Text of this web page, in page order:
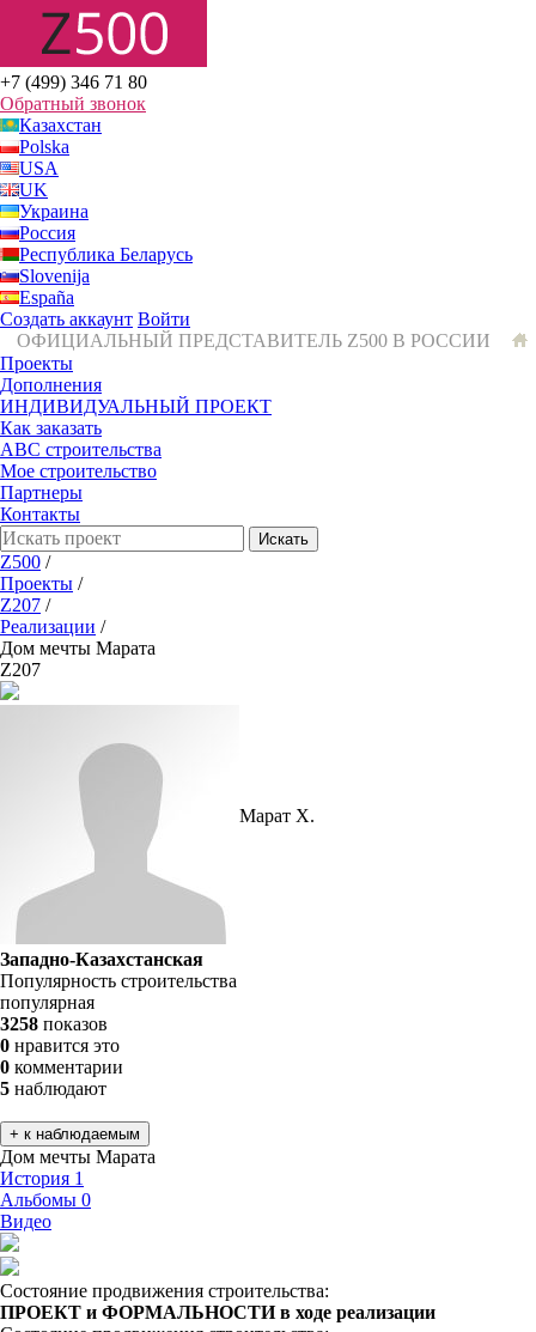
+7 (499) 346 71 80
Обратный звонок
Казахстан
Polska
USA
UK
Украина
Россия
Республика Беларусь
Slovenija
España
Создать аккаунт Войти
ОФИЦИАЛЬНЫЙ ПРЕДСТАВИТЕЛЬ Z500 В РОССИИ
Проекты
Дополнения
ИНДИВИДУАЛЬНЫЙ ПРОЕКТ
Как заказать
ABC строительства
Мое строительство
Партнеры
Контакты
Искать
Z500 /
Проекты /
Z207 /
Реализации /
Дом мечты Марата
Z207
Марат Х.
Западно-Казахстанская
Популярность строительства
популярная
3258 показов
0 нравится это
0 комментарии
5 наблюдают
+ к наблюдаемым
Дом мечты Марата
История 1
Альбомы 0
Видео
Состояние продвижения строительства:
ПРОЕКТ и ФОРМАЛЬНОСТИ в ходе реализации